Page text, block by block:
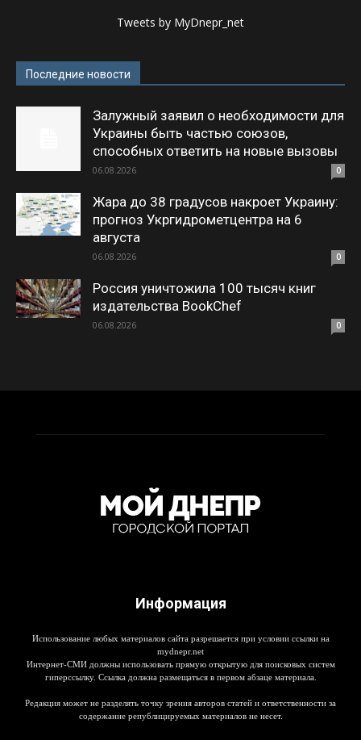
Tweets by MyDnepr_net
Последние новости
Залужный заявил о необходимости для
Украины быть частью союзов,
способных ответить на новые вызовы
06.08.2026 0
Жара до 38 градусов накроет Украину:
прогноз Укргидрометцентра на 6
августа
06.08.2026 0
Россия уничтожила 100 тысяч книг
издательства BookChef
06.08.2026 0
Информация
Использование любых материалов сайта разрешается при условии ссылки на
mydnepr.net
Интернет-СМИ должны использовать прямую открытую для поисковых систем
гиперссылку. Ссылка должна размещаться в первом абзаце материала.
Редакция может не разделять точку зрения авторов статей и ответственности за
содержание републицируемых материалов не несет.